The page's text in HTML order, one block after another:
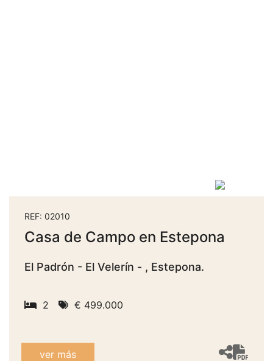
REF: 02010
Casa de Campo en Estepona
El Padrón - El Velerín - , Estepona.
2 € 499.000
ver más